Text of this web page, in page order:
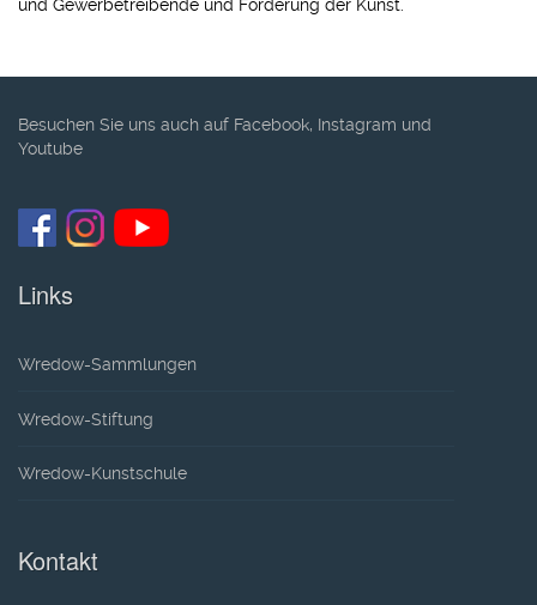
und Gewerbetreibende und Förderung der Kunst.
Besuchen Sie uns auch auf Facebook, Instagram und
Youtube
Links
Wredow-Sammlungen
Wredow-Stiftung
Wredow-Kunstschule
Kontakt